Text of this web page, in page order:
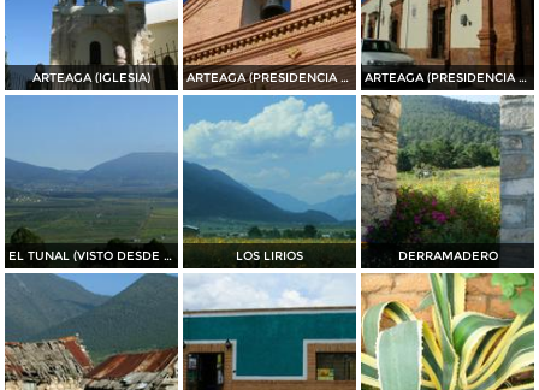
ARTEAGA (IGLESIA) ARTEAGA (PRESIDENCIA MUNICIPAL) ARTEAGA (PRESIDENCIA MUNICIPAL)
EL TUNAL (VISTO DESDE EL PUERTO DE JAME) LOS LIRIOS DERRAMADERO